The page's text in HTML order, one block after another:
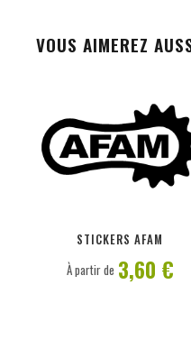
VOUS AIMEREZ
STICKERS AFAM
À partir de 3,60 €